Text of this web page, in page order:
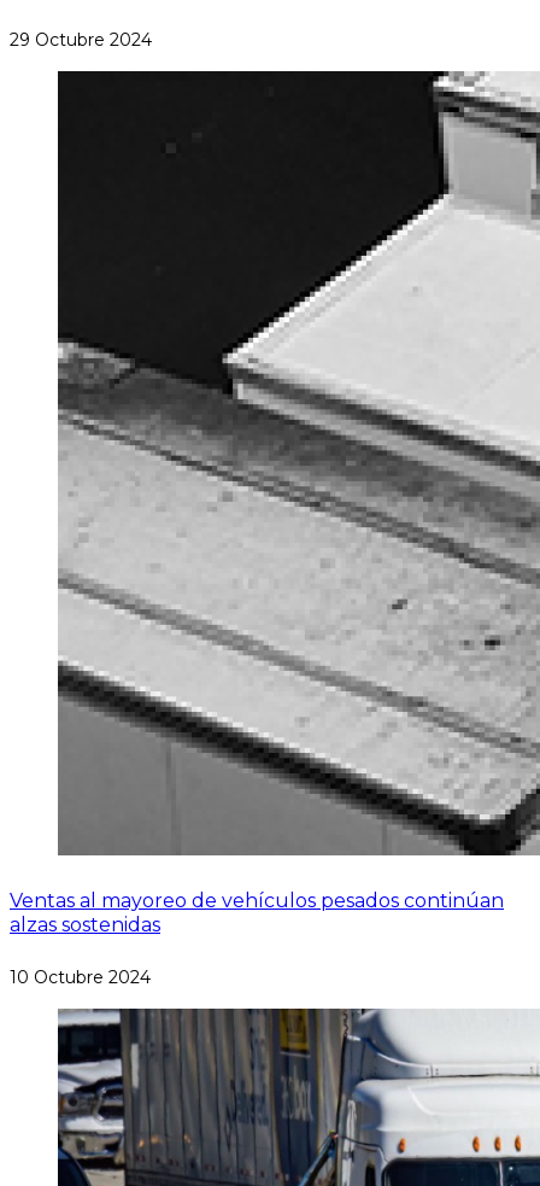
29 Octubre 2024
Ventas al mayoreo de vehículos pesados continúan
alzas sostenidas
10 Octubre 2024